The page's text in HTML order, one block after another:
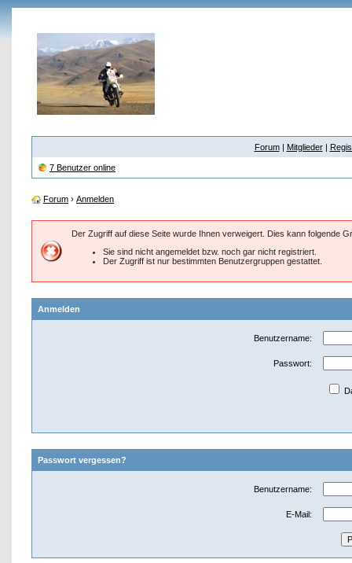
Forum| Mitglieder|
7 Benutzer online
Forum › Anmelden
Der Zugriff auf diese Seite wurde Ihnen verweigert. Dies kann folgende
Sie sind nicht angemeldet bzw. noch gar nicht registriert.
Der Zugriff ist nur bestimmten Benutzergruppen gestattet.
Anmelden
Benutzername:
Passwort:
Passwort vergessen?
Benutzername:
E-Mail: